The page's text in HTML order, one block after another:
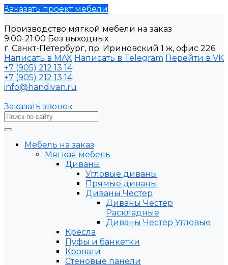
Заказать проект мебели
Производство мягкой мебели на заказ
9:00-21:00 Без выходных
г. Санкт-Петербург, пр. Ириновский 1 ж, офис 226
Написать в MAX Написать в Telegram Перейти в VK
+7 (905) 212 13 14
+7 (905) 212 13 14
info@handivan.ru
Заказать звонок
Мебель на заказ
Мягкая мебель
Диваны
Угловые диваны
Прямые диваны
Диваны Честер
Диваны Честер
Раскладные
Диваны Честер Угловые
Кресла
Пуфы и банкетки
Кровати
Стеновые панели